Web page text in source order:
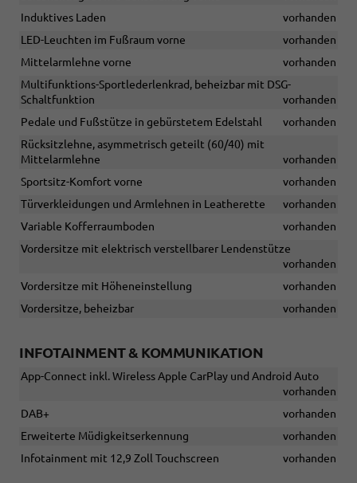
Induktives Laden
vorhanden
LED-Leuchten im Fußraum vorne
vorhanden
Mittelarmlehne vorne
vorhanden
Multifunktions-Sportlederlenkrad, beheizbar mit DSG-
Schaltfunktion
vorhanden
Pedale und Fußstütze in gebürstetem Edelstahl
vorhanden
Rücksitzlehne, asymmetrisch geteilt (60/40) mit
Mittelarmlehne
vorhanden
Sportsitz-Komfort vorne
vorhanden
Türverkleidungen und Armlehnen in Leatherette
vorhanden
Variable Kofferraumboden
vorhanden
Vordersitze mit elektrisch verstellbarer Lendenstütze
vorhanden
Vordersitze mit Höheneinstellung
vorhanden
Vordersitze, beheizbar
vorhanden
INFOTAINMENT & KOMMUNIKATION
App-Connect inkl. Wireless Apple CarPlay und Android Auto
vorhanden
DAB+
vorhanden
Erweiterte Müdigkeitserkennung
vorhanden
Infotainment mit 12,9 Zoll Touchscreen
vorhanden